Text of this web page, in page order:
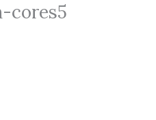
cores5